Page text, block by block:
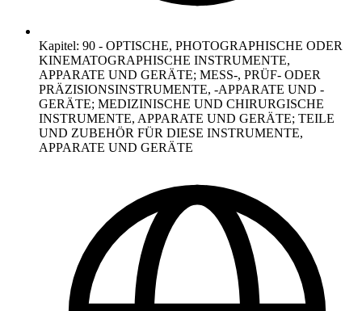
Kapitel: 90 - OPTISCHE, PHOTOGRAPHISCHE ODER
KINEMATOGRAPHISCHE INSTRUMENTE,
APPARATE UND GERÄTE; MESS-, PRÜF- ODER
PRÄZISIONSINSTRUMENTE, -APPARATE UND -
GERÄTE; MEDIZINISCHE UND CHIRURGISCHE
INSTRUMENTE, APPARATE UND GERÄTE; TEILE
UND ZUBEHÖR FÜR DIESE INSTRUMENTE,
APPARATE UND GERÄTE